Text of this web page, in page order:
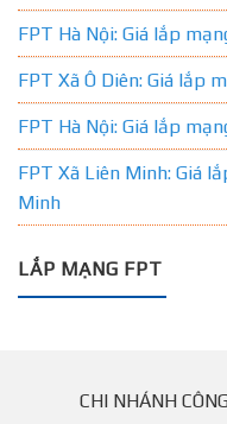
FPT Hà Nội: Giá lắp
FPT Xã Ô Diên: Giá lắp
FPT Hà Nội: Giá lắp
FPT Xã Liên Minh: Giá
Minh
LẮP MẠNG FPT
CHI NHÁNH